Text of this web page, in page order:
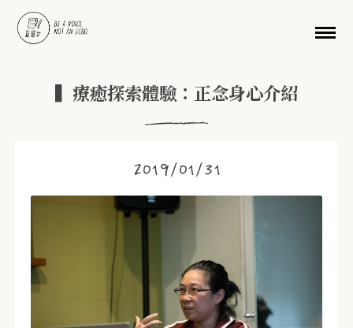
移至主內容
▍療癒探索體驗：正念身心介紹
2019/01/31